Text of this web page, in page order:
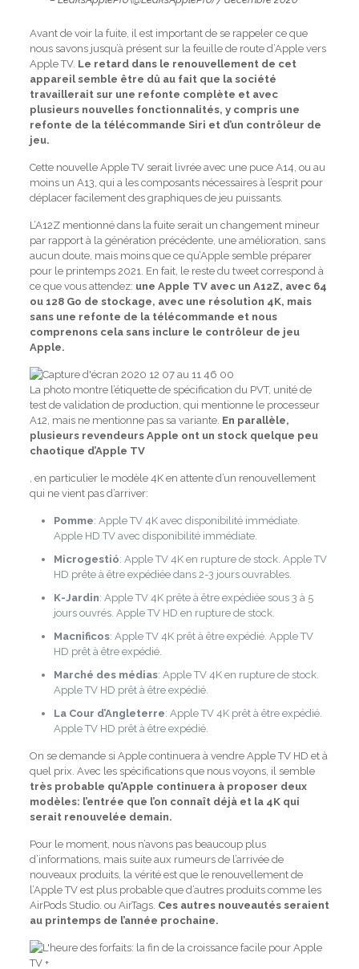
Avant de voir la fuite, il est important de se rappeler ce que
nous savons jusqu’à présent sur la feuille de route d’Apple vers
Apple TV. Le retard dans le renouvellement de cet
appareil semble être dû au fait que la société
travaillerait sur une refonte complète et avec
plusieurs nouvelles fonctionnalités, y compris une
refonte de la télécommande Siri et d’un contrôleur de
jeu.
Cette nouvelle Apple TV serait livrée avec une puce A14, ou au
moins un A13, qui a les composants nécessaires à l’esprit pour
déplacer facilement des graphiques de jeu puissants.
L’A12Z mentionné dans la fuite serait un changement mineur
par rapport à la génération précédente, une amélioration, sans
aucun doute, mais moins que ce qu’Apple semble préparer
pour le printemps 2021. En fait, le reste du tweet correspond à
ce que vous attendez: une Apple TV avec un A12Z, avec 64
ou 128 Go de stockage, avec une résolution 4K, mais
sans une refonte de la télécommande et nous
comprenons cela sans inclure le contrôleur de jeu
Apple.
La photo montre l’étiquette de spécification du PVT, unité de
test de validation de production, qui mentionne le processeur
A12, mais ne mentionne pas sa variante. En parallèle,
plusieurs revendeurs Apple ont un stock quelque peu
chaotique d’Apple TV
, en particulier le modèle 4K en attente d’un renouvellement
qui ne vient pas d’arriver:
Pomme: Apple TV 4K avec disponibilité immédiate.
Apple HD TV avec disponibilité immédiate.
Microgestió: Apple TV 4K en rupture de stock. Apple TV
HD prête à être expédiée dans 2-3 jours ouvrables.
K-Jardin: Apple TV 4K prête à être expédiée sous 3 à 5
jours ouvrés. Apple TV HD en rupture de stock.
Macnificos: Apple TV 4K prêt à être expédié. Apple TV
HD prêt à être expédié.
Marché des médias: Apple TV 4K en rupture de stock.
Apple TV HD prêt à être expédié.
La Cour d’Angleterre: Apple TV 4K prêt à être expédié.
Apple TV HD prêt à être expédié.
On se demande si Apple continuera à vendre Apple TV HD et à
quel prix. Avec les spécifications que nous voyons, il semble
très probable qu’Apple continuera à proposer deux
modèles: l’entrée que l’on connaît déjà et la 4K qui
serait renouvelée demain.
Pour le moment, nous n’avons pas beaucoup plus
d’informations, mais suite aux rumeurs de l’arrivée de
nouveaux produits, la vérité est que le renouvellement de
l’Apple TV est plus probable que d’autres produits comme les
AirPods Studio. ou AirTags. Ces autres nouveautés seraient
au printemps de l’année prochaine.